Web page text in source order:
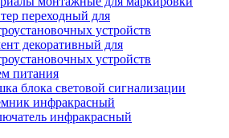
переходный для
устройств
декоративный для
устройств
питания
блока световой сигнализации
инфракрасный
инфракрасный